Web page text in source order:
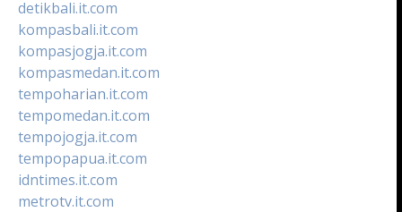
detikbali.it.com
kompasbali.it.com
kompasjogja.it.com
kompasmedan.it.com
tempoharian.it.com
tempomedan.it.com
tempojogja.it.com
tempopapua.it.com
idntimes.it.com
metrotv.it.com